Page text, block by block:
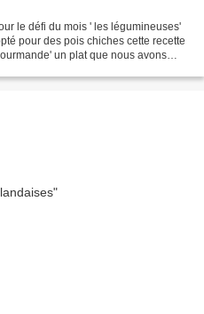
le défi du mois ' les légumineuses'
pour des pois chiches cette recette
un plat que nous avons